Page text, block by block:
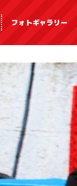
フォトギャラリー